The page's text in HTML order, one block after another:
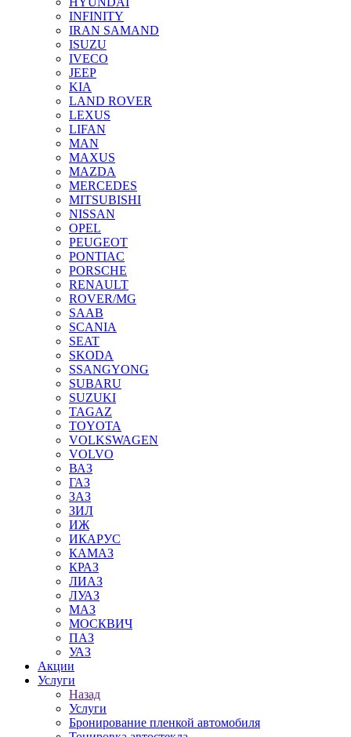
INFINITY
IRAN SAMAND
ISUZU
IVECO
JEEP
KIA
LAND ROVER
LEXUS
LIFAN
MAN
MAXUS
MAZDA
MERCEDES
MITSUBISHI
NISSAN
OPEL
PEUGEOT
PONTIAC
PORSCHE
RENAULT
ROVER/MG
SAAB
SCANIA
SEAT
SKODA
SSANGYONG
SUBARU
SUZUKI
TAGAZ
TOYOTA
VOLKSWAGEN
VOLVO
ВАЗ
ГАЗ
ЗАЗ
ЗИЛ
ИЖ
ИКАРУС
КАМАЗ
КРАЗ
ЛИАЗ
ЛУАЗ
МАЗ
МОСКВИЧ
ПАЗ
УАЗ
Акции
Услуги
Назад
Услуги
Бронирование пленкой автомобиля